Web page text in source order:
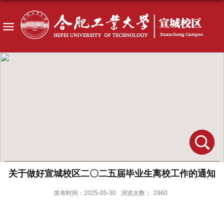
关于做好宣城校区二〇二五届毕业生离校工作的通知
发布时间：2025-05-30 浏览次数： 2960